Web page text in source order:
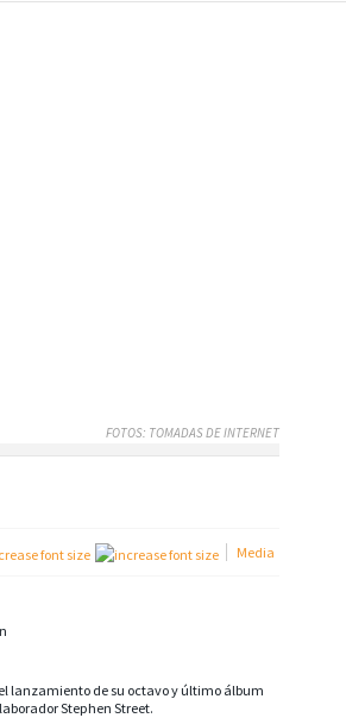
FOTOS: TOMADAS DE INTERNET
Media
lanzamiento de su octavo y último álbum
Stephen Street.